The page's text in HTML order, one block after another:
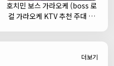
호치민 보스 가라오케 (boss 로
컬 가라오케 KTV 추천 주대 예
더보기